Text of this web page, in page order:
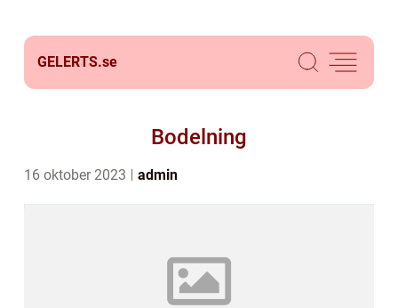
GELERTS.se
Bodelning
16 oktober 2023 admin